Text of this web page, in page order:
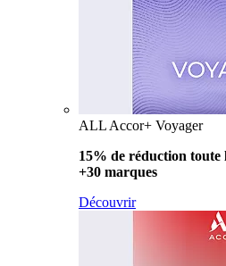
ALL Accor+ Voyager
15% de réduction toute
+30 marques
Découvrir